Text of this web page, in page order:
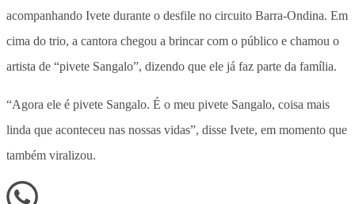
acompanhando Ivete durante o desfile no circuito Barra-Ondina. Em
cima do trio, a cantora chegou a brincar com o público e chamou o
artista de “pivete Sangalo”, dizendo que ele já faz parte da família.
“Agora ele é pivete Sangalo. É o meu pivete Sangalo, coisa mais
linda que aconteceu nas nossas vidas”, disse Ivete, em momento que
também viralizou.